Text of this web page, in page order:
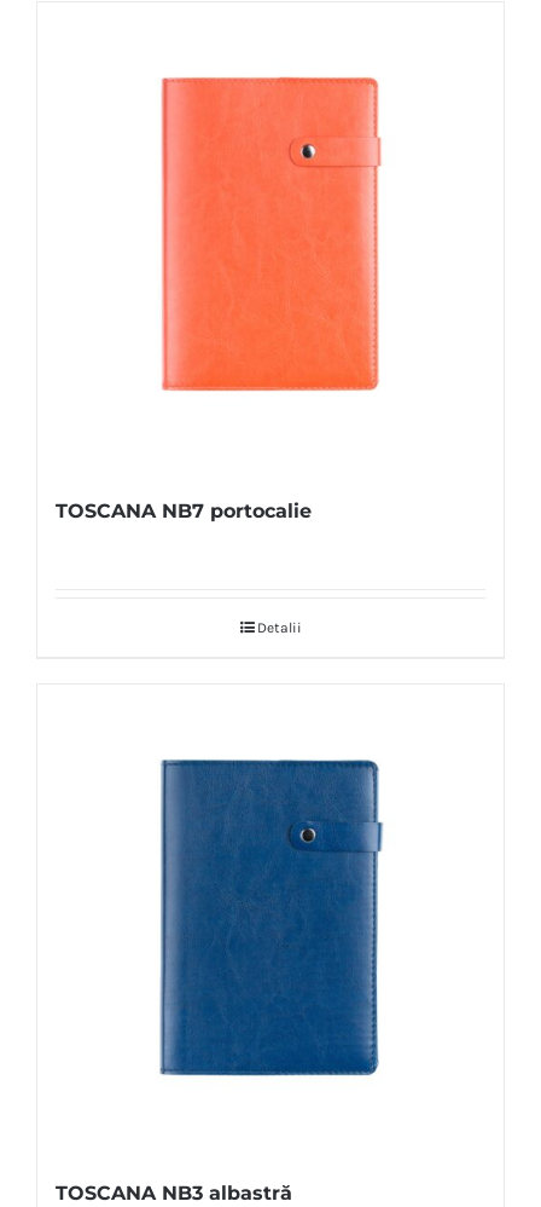
TOSCANA NB7 portocalie
Detalii
TOSCANA NB3 albastră